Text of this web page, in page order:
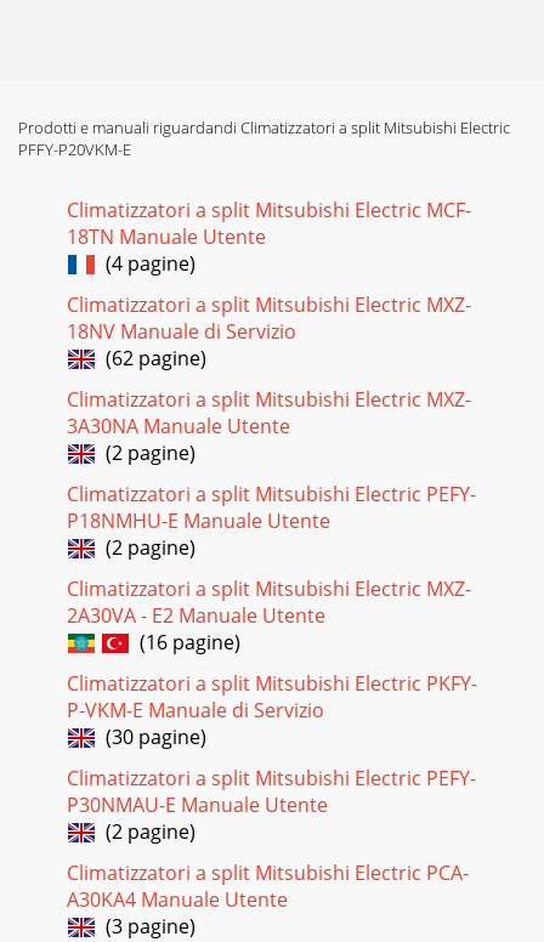
Prodotti e manuali riguardandi Climatizzatori a split Mitsubishi Electric
PFFY-P20VKM-E
Climatizzatori a split Mitsubishi Electric MCF-
18TN Manuale Utente
(4 pagine)
Climatizzatori a split Mitsubishi Electric MXZ-
18NV Manuale di Servizio
(62 pagine)
Climatizzatori a split Mitsubishi Electric MXZ-
3A30NA Manuale Utente
(2 pagine)
Climatizzatori a split Mitsubishi Electric PEFY-
P18NMHU-E Manuale Utente
(2 pagine)
Climatizzatori a split Mitsubishi Electric MXZ-
2A30VA - E2 Manuale Utente
(16 pagine)
Climatizzatori a split Mitsubishi Electric PKFY-
P-VKM-E Manuale di Servizio
(30 pagine)
Climatizzatori a split Mitsubishi Electric PEFY-
P30NMAU-E Manuale Utente
(2 pagine)
Climatizzatori a split Mitsubishi Electric PCA-
A30KA4 Manuale Utente
(3 pagine)